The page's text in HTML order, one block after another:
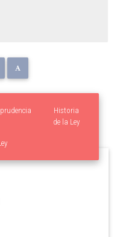
Historia
de la Ley